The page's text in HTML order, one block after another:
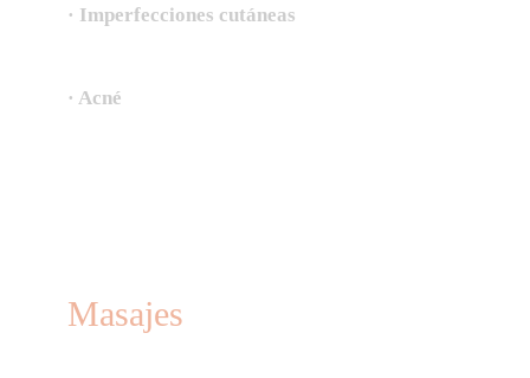
· Imperfecciones cutáneas
· Acné
Masajes